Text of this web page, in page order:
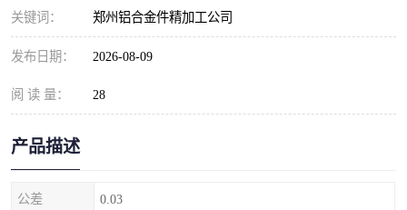
关键词： 郑州铝合金件精加工公司
发布日期： 2026-08-09
阅 读 量： 28
产品描述
公差 0.03